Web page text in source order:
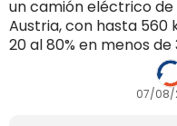
un camión eléctrico
Austria, con hasta
20 al 80% en menos de
07/08/